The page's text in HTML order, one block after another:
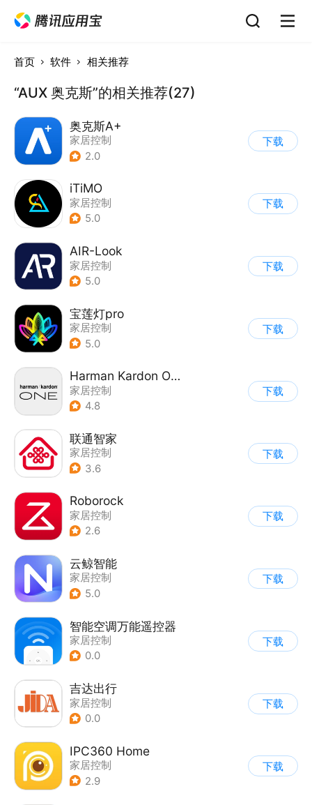
首页 软件 相关推荐
“AUX 奥克斯”的相关推荐(27)
奥克斯A+
家居控制
2.0
下载
iTiMO
家居控制
5.0
下载
AIR-Look
家居控制
5.0
下载
宝莲灯pro
家居控制
5.0
下载
Harman Kardon One
家居控制
4.8
下载
联通智家
家居控制
3.6
下载
Roborock
家居控制
2.6
下载
云鲸智能
家居控制
5.0
下载
智能空调万能遥控器
家居控制
0.0
下载
吉达出行
家居控制
0.0
下载
IPC360 Home
家居控制
2.9
下载